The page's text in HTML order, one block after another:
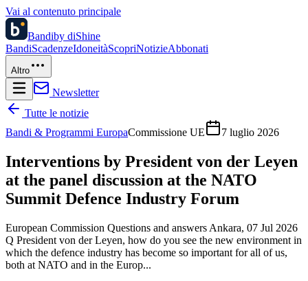
Vai al contenuto principale
Bandiby diShine
BandiScadenzeIdoneitàScopriNotizieAbbonati
Altro
Newsletter
Tutte le notizie
Bandi & Programmi EuropaCommissione UE 7 luglio 2026
Interventions by President von der Leyen
at the panel discussion at the NATO
Summit Defence Industry Forum
European Commission Questions and answers Ankara, 07 Jul 2026
Q President von der Leyen, how do you see the new environment in
which the defence industry has become so important for all of us,
both at NATO and in the Europ...